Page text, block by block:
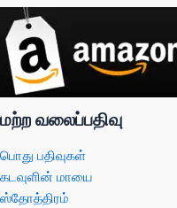
மற்ற வலைப்பதிவு
பொது பதிவுகள்
கடவுளின் மாயை
ஸ்தோத்திரம்